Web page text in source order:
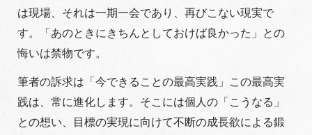
は現場、それは一期一会であり、再びこない現実で
す。「あのときにきちんとしておけば良かった」との
悔いは禁物です。
筆者の訴求は「今できることの最高実践」この最高実
践は、常に進化します。そこには個人の「こうなる」
との想い、目標の実現に向けて不断の成長欲による鍛